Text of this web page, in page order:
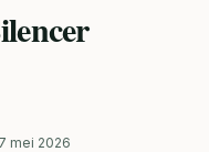
mei 2026